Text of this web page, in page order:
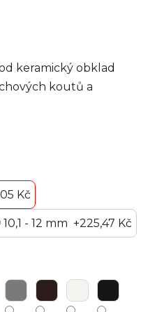
keramický obklad
koutů a
Kč
10,1 - 12 mm +225,47 Kč